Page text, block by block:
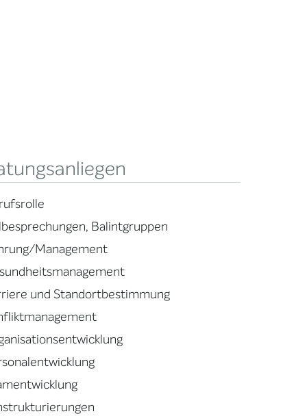
Balintgruppen
Management
und Standortbestimmung